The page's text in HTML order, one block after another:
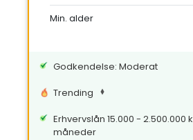
Min. alder
Godkendelse: Moderat
Trending
Erhvervslån 15.000 - 2.500.000
måneder